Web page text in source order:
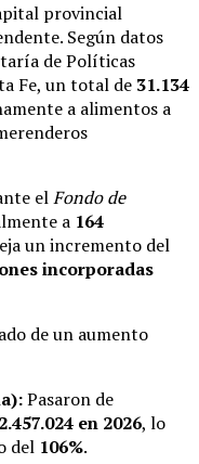
provincial
Según datos
de Políticas
Fe, un total de 31.134
a alimentos a
elFondo de
a 164
un incremento del
incorporadas
de un aumento
Pasaron de
2.457.024 en 2026, lo
del 106%.